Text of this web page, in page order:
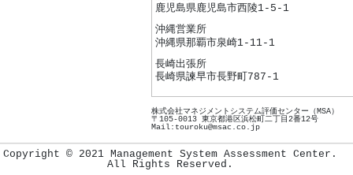
鹿児島県鹿児島市西陵1-5-1
沖縄営業所
沖縄県那覇市泉崎1-11-1
長崎出張所
長崎県諫早市長野町787-1
株式会社マネジメントシステム評価センター（MSA）
〒105-0013 東京都港区浜松町二丁目2番12号
Mail:touroku@msac.co.jp
Copyright © 2021 Management System Assessment Center.
All Rights Reserved.